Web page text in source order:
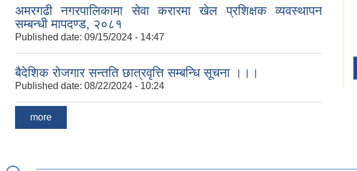
अमरगढी नगरपालिकामा सेवा करारमा खेल प्रशिक्षक व्यवस्थापन
सम्बन्धी मापदण्ड, २०८१
Published date: 09/15/2024 - 14:47
बैदेशिक रोजगार सन्तति छात्रवृत्ति सम्बन्धि सूचना ।।।
Published date: 08/22/2024 - 10:24
more